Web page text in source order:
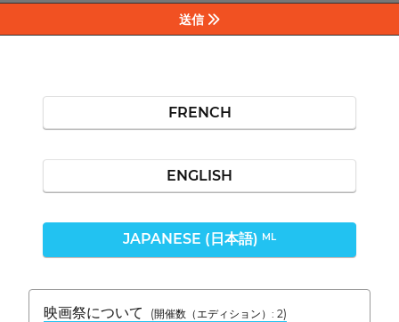
送信
FRENCH
ENGLISH
JAPANESE (日本語) ML
映画祭について (開催数（エディション）: 2)